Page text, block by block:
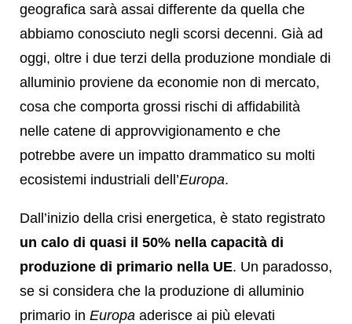
geografica sarà assai differente da quella che
abbiamo conosciuto negli scorsi decenni. Già ad
oggi, oltre i due terzi della produzione mondiale di
alluminio proviene da economie non di mercato,
cosa che comporta grossi rischi di affidabilità
nelle catene di approvvigionamento e che
potrebbe avere un impatto drammatico su molti
ecosistemi industriali dell’Europa.
Dall’inizio della crisi energetica, è stato registrato
un calo di quasi il 50% nella capacità di
produzione di primario nella UE. Un paradosso,
se si considera che la produzione di alluminio
primario in Europa aderisce ai più elevati